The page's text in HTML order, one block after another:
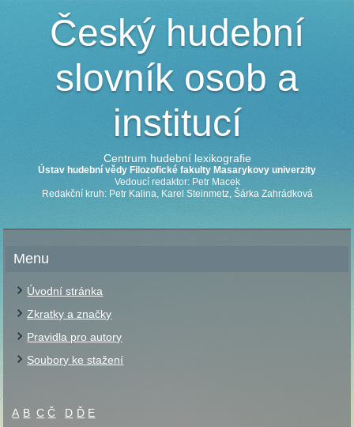
Český hudební
slovník osob a
institucí
Centrum hudební lexikografie
Ústav hudební vědy Filozofické fakulty Masarykovy univerzity
Vedoucí redaktor: Petr Macek
Redakční kruh: Petr Kalina, Karel Steinmetz, Šárka Zahrádková
Menu
Úvodní stránka
Zkratky a značky
Pravidla pro autory
Soubory ke stažení
A B C Č D Ď E